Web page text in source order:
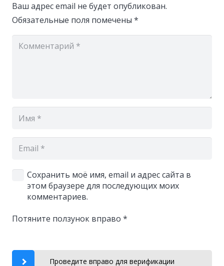
Ваш адрес email не будет опубликован.
Обязательные поля помечены *
Сохранить моё имя, email и адрес сайта в
этом браузере для последующих моих
комментариев.
Потяните ползунок вправо *
Проведите вправо для верификации